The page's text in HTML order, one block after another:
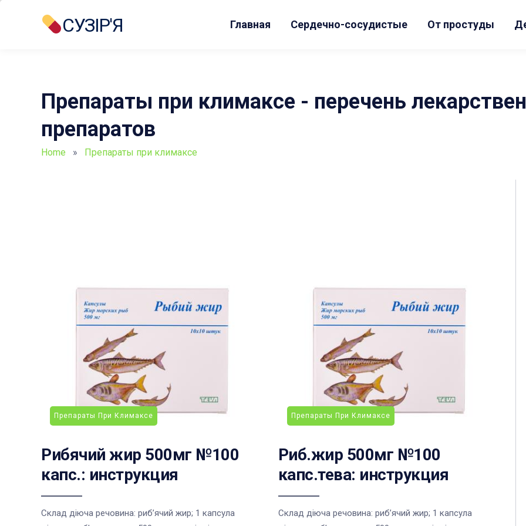
СУЗІР'Я Главная Сердечно-сосудистые От простуды
Препараты при климаксе - перечень
препаратов
Home » Препараты при климаксе
Препараты При Климаксе
Рибячий жир 500мг №100
капс.: инструкция
Склад діюча речовина: риб’ячий жир; 1 капсула
Препараты При Климаксе
Риб.жир 500мг №100
капс.тева: инструкция
Склад діюча речовина: риб’ячий жир; 1 капсула